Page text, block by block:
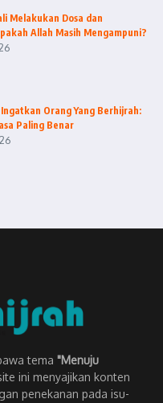
Melakukan Dosa dan
Allah Masih Mengampuni?
Ingatkan Orang Yang Berhijrah:
Paling Benar
tema "Menuju
ini menyajikan konten
penekanan pada isu-